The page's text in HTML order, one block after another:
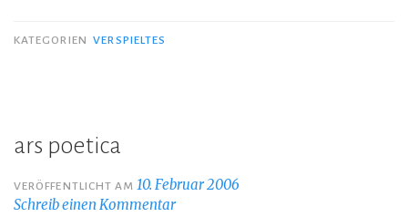
KATEGORIEN VERSPIELTES
ars poetica
VERÖFFENTLICHT AM10. Februar 2006
Schreib einen Kommentar